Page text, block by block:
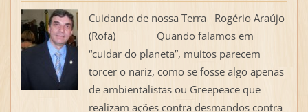
Cuidando de nossa Terra Rogério Araújo
(Rofa) Quando falamos em
“cuidar do planeta”, muitos parecem
torcer o nariz, como se fosse algo apenas
de ambientalistas ou Greepeace que
realizam ações contra desmandos contra